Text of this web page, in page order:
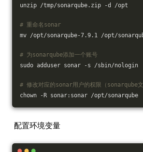
unzip /tmp/sonarqube.zip -d /opt
# 重命名sonar
mv /opt/sonarqube-7.9.1 /opt/
# 为sonarqube添加一个账号
sudo adduser sonar -s /sbin/nologin
# 修改对应的sonar用户的权限（sonarqube文
chown -R sonar:sonar /opt/sonarqube
配置环境变量